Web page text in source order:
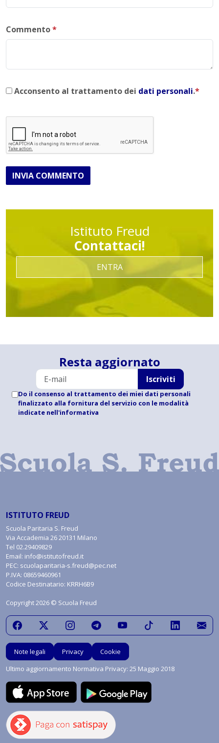
Commento*
Acconsento al trattamento dei dati personali.*
INVIA COMMENTO
Istituto Freud
Contattaci!
ENTRA
Resta aggiornato
Iscriviti
Do il consenso al trattamento dei miei dati personali
finalizzato alla fornitura del servizio con le modalità
indicate nell'informativa
ISTITUTO FREUD
Scuola Paritaria S. Freud
Via Accademia 26 20131 Milano
Tel 02.29409829
Email: info@istitutofreud.it
PEC: scuolaparitaria-s.freud@pec.net
P.IVA: 08659460961
Codice Destinatario: KRRH6B9
Copyright 2026 © Scuola Freud
Note legali Privacy
Cookie
Ultimo aggiornamento Normativa Privacy: 25 Maggio 2018